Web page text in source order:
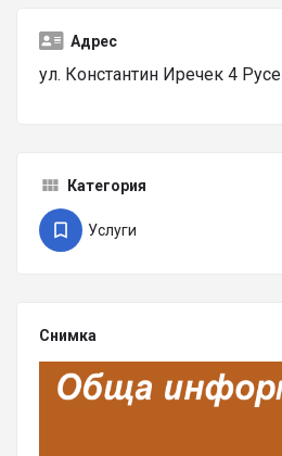
Адрес
ул. Константин Иречек 4 Русе
Категория
Услуги
Снимка